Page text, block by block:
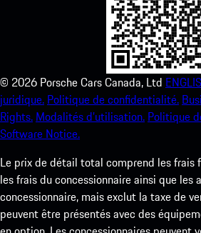
© 2026 Porsche Cars Canada, Ltd
juridique. Politique de confidentialité.
Rights. Modalités d’utilisation. Politique
Software Notice.
Le prix de détail total comprend les frais
les frais du concessionnaire ainsi que les
concessionnaire, mais exclut la taxe de
peuvent être présentés avec des